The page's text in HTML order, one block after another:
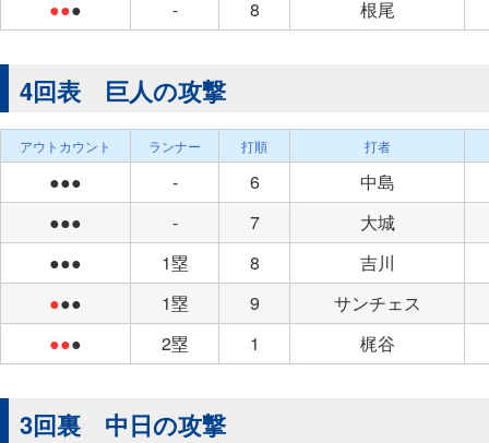
●●● - 8 根尾
4回表 巨人の攻撃
アウトカウント ランナー 打順 打者
●●● - 6
中島
●●●
- 7
大城
●●●
1塁 8
吉川
●●● 1塁 9
サンチェス
●●● 2塁 1 梶谷
3回裏 中日の攻撃